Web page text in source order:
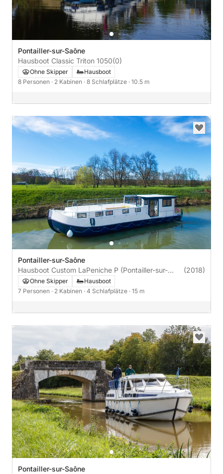
Pontailler-sur-Saône
Hausboot Classic Triton 1050(0)
Ohne Skipper
Hausboot
8 Personen · 2 Kabinen · 8 Schlafplätze · 10.5 m
Pontailler-sur-Saône
Hausboot Custom LaPeniche P (Pontailler-sur-
Saône) 50PS
(2018)
Ohne Skipper
Hausboot
7 Personen · 2 Kabinen · 4 Schlafplätze · 15 m
Pontailler-sur-Saône